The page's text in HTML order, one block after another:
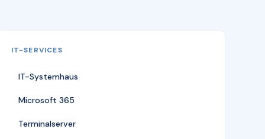
IT-SERVICES
IT-Systemhaus
Microsoft 365
Terminalserver